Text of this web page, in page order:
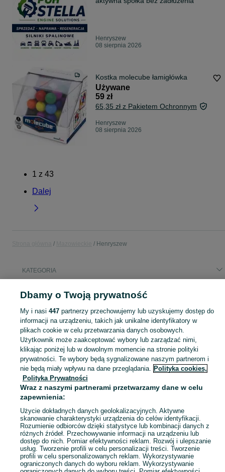
Henryszew
08 sierpnia 2026
Kostka molecube łamigłówka
Używane
59 zł
65,35 zł z Pakietem Ochronnym
Henryszew
08 sierpnia 2026
1 z 43
Dalej
Henryszew
KATEGORIA
Popularne wyszukiwania
działka budowlana
Zobacz
Mapa kategorii
Mapa miejscowości
Mapa ministron
Popularne wyszukiwania
Dbamy o Twoją prywatność
My i nasi 447partnerzy przechowujemy lub uzyskujemy dostęp do
informacji na urządzeniu, takich jak unikalne identyfikatory w
plikach cookie w celu przetwarzania danych osobowych.
Użytkownik może zaakceptować wybory lub zarządzać nimi,
klikając poniżej lub w dowolnym momencie na stronie polityki
prywatności. Te wybory będą sygnalizowane naszym partnerom i
nie będą miały wpływu na dane przeglądania. Polityka cookies,
Polityka Prywatności
Wraz z naszymi partnerami przetwarzamy dane w celu
zapewnienia:
Użycie dokładnych danych geolokalizacyjnych. Aktywne
skanowanie charakterystyki urządzenia do celów identyfikacji.
Rozumienie odbiorców dzięki statystyce lub kombinacji danych z
różnych źródeł. Przechowywanie informacji na urządzeniu lub
dostęp do nich. Pomiar efektywności reklam. Rozwój i ulepszanie
usług. Tworzenie profili w celu personalizacji treści. Tworzenie
profili w celu spersonalizowanych reklam. Wykorzystywanie
ograniczonych danych do wyboru reklam. Wykorzystywanie